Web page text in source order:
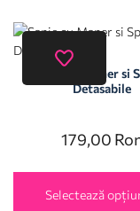
Sanie cu Maner si
Detasabile
179,00
Selectează